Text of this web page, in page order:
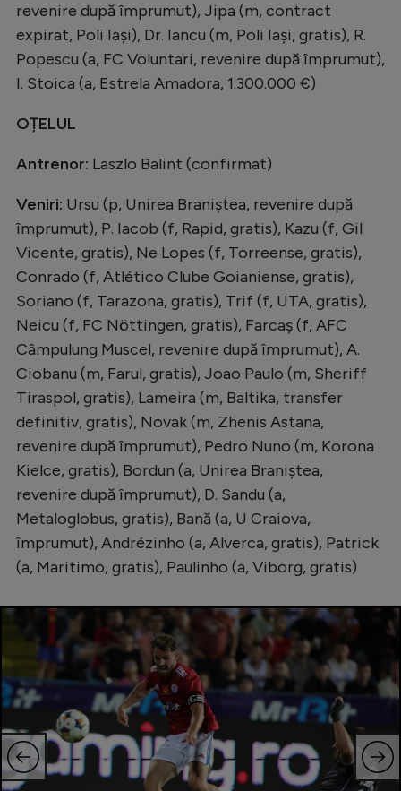
revenire după împrumut), Jipa (m, contract
expirat, Poli Iași), Dr. Iancu (m, Poli Iași, gratis), R.
Popescu (a, FC Voluntari, revenire după împrumut),
I. Stoica (a, Estrela Amadora, 1.300.000 €)
OȚELUL
Antrenor: Laszlo Balint (confirmat)
Veniri: Ursu (p, Unirea Braniștea, revenire după
împrumut), P. Iacob (f, Rapid, gratis), Kazu (f, Gil
Vicente, gratis), Ne Lopes (f, Torreense, gratis),
Conrado (f, Atlético Clube Goianiense, gratis),
Soriano (f, Tarazona, gratis), Trif (f, UTA, gratis),
Neicu (f, FC Nöttingen, gratis), Farcaș (f, AFC
Câmpulung Muscel, revenire după împrumut), A.
Ciobanu (m, Farul, gratis), Joao Paulo (m, Sheriff
Tiraspol, gratis), Lameira (m, Baltika, transfer
definitiv, gratis), Novak (m, Zhenis Astana,
revenire după împrumut), Pedro Nuno (m, Korona
Kielce, gratis), Bordun (a, Unirea Braniștea,
revenire după împrumut), D. Sandu (a,
Metaloglobus, gratis), Bană (a, U Craiova,
împrumut), Andrézinho (a, Alverca, gratis), Patrick
(a, Maritimo, gratis), Paulinho (a, Viborg, gratis)